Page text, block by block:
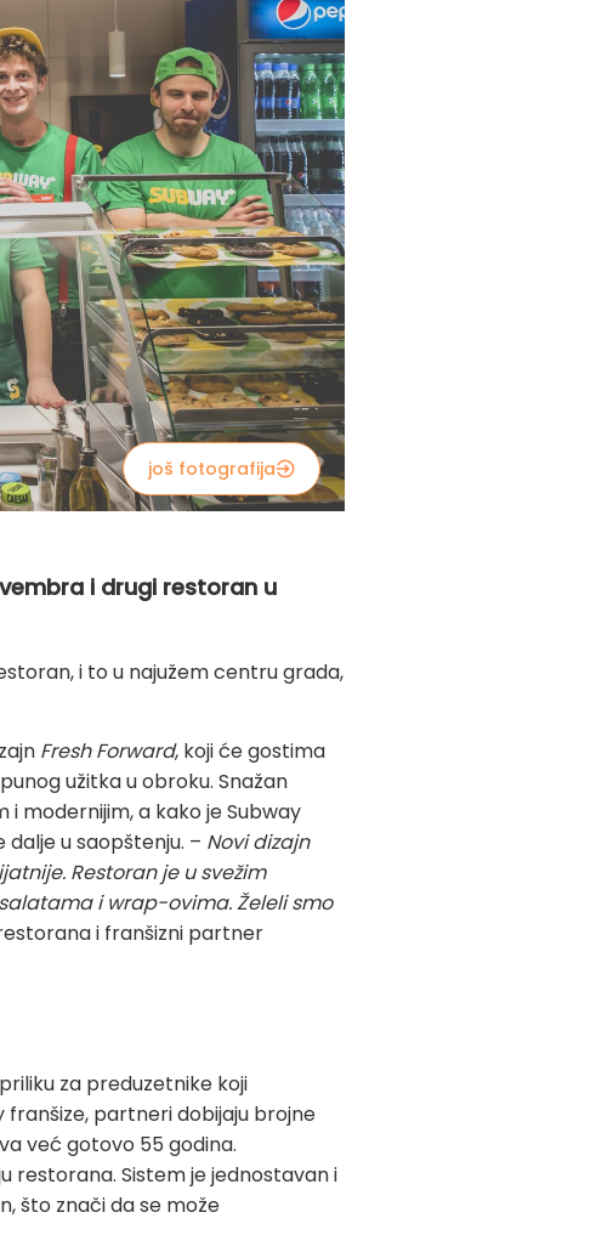
još fotografija
i drugi restoran u
i to u najužem centru grada,
Fresh Forward, koji će gostima
užitka u obroku. Snažan
modernijim, a kako je Subway
dalje u saopštenju. – Novi dizajn
Restoran je u svežim
i wrap-ovima. Želeli smo
i franšizni partner
za preduzetnike koji
franšize, partneri dobijaju brojne
već gotovo 55 godina.
restorana. Sistem je jednostavan i
što znači da se može